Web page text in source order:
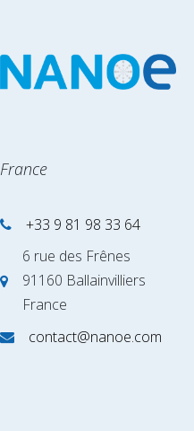
France
+33 9 81 98 33 64
6 rue des Frênes
91160 Ballainvilliers
France
contact@nanoe.com